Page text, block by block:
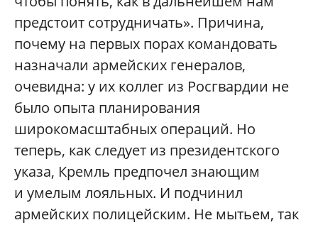
предстоит сотрудничать». Причина,
почему на первых порах командовать
назначали армейских генералов,
очевидна: у их коллег из Росгвардии не
было опыта планирования
широкомасштабных операций. Но
теперь, как следует из президентского
указа, Кремль предпочел знающим
и умелым лояльных. И подчинил
армейских полицейским. Не мытьем, так